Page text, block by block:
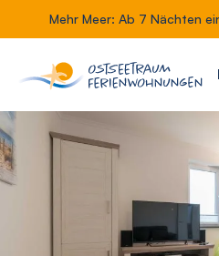
Mehr Meer: Ab 7 Nächten